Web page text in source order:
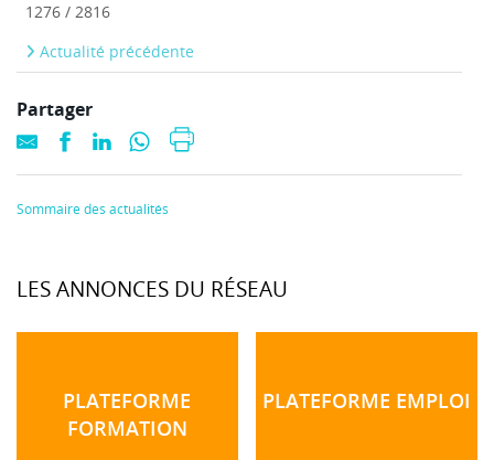
1276 / 2816
Actualité précédente
Partager
Sommaire des actualités
LES ANNONCES DU RÉSEAU
PLATEFORME
FORMATION
PLATEFORME EMPLOI